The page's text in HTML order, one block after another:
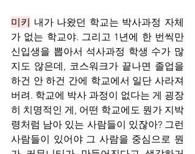
미키
내가 나왔던 학교는 박사과정 자체
가 없는 학교야. 그리고 1년에 한 번씩만
신입생을 뽑아서 석사과정 학생 수가 많
지도 않은데, 코스워크가 끝나면 졸업을
하건 안 하건 간에 학교에서 일단 사라져
버려. 학교에 박사 과정이 없다는 게 굉장
히 치명적인 게, 어떤 학교에도 뭔가 지박
령처럼 남아 있는 사람들이 있잖아? 그런
사람들이 있어야 그 사람을 중심으로 뭔